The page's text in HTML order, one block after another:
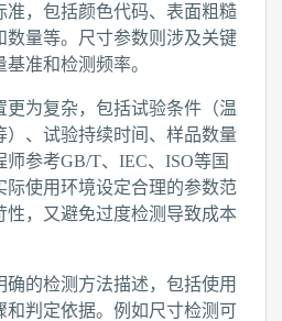
准，包括颜色代码、表面粗糙
数量等。尺寸参数则涉及关键
准和检测频率。
更为复杂，包括试验条件（温
）、试验持续时间、样品数量
参考GB/T、IEC、ISO等国
际使用环境设定合理的参数范
性，又避免过度检测导致成本
的检测方法描述，包括使用
和判定依据。例如尺寸检测可